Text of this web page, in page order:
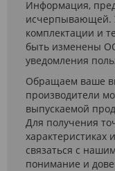
Информация,
исчерпывающей.
комплектации и
быть изменены
уведомления
Обращаем ваше
производители
выпускаемой
Для получения
характеристиках
связаться с
понимание и